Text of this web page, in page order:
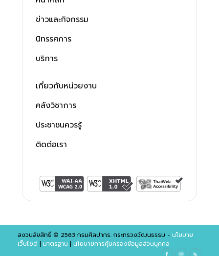
ข่าวและกิจกรรม
นิทรรศการ
บริการ
เกี่ยวกับหน่วยงาน
คลังวิชาการ
ประชาชนควรรู้
ติดต่อเรา
สงวนลิขสิทธิ์ © 2563 กรมศิลปากร. กระทรวงวัฒนธรรม - นโยบาย
เว็บไซต์| มาตรฐาน | นโยบายการคุ้มครองข้อมูลส่วนบุคคล